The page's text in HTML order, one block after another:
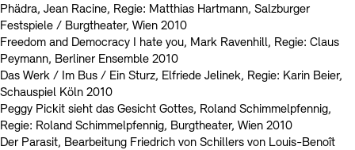
Phädra, Jean Racine, Regie: Matthias Hartmann, Salzburger
Festspiele / Burgtheater, Wien 2010
Freedom and Democracy I hate you, Mark Ravenhill, Regie: Claus
Peymann, Berliner Ensemble 2010
Das Werk / Im Bus / Ein Sturz, Elfriede Jelinek, Regie: Karin Beier,
Schauspiel Köln 2010
Peggy Pickit sieht das Gesicht Gottes, Roland Schimmelpfennig,
Regie: Roland Schimmelpfennig, Burgtheater, Wien 2010
Der Parasit, Bearbeitung Friedrich von Schillers von Louis-Benoît